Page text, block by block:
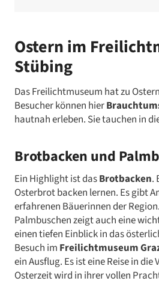
Ostern im
Stübing
Das Freilichtmuseum hat zu
Besucher können hier
hautnah erleben. Sie tauchen in
Brotbacken und
Ein Highlight ist dasBrotbacken.
Osterbrot backen lernen. Es gibt
erfahrenen Bäuerinnen der
Palmbuschen zeigt auch eine
einen tiefen Einblick in das
Besuch im Freilichtmuseum
ein Ausflug. Es ist eine Reise in die
Osterzeit wird in ihrer vollen